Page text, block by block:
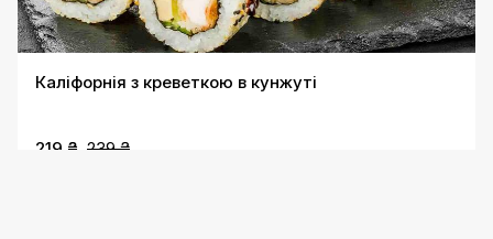
Каліфорнія з креветкою в кунжуті
219 ₴ 239 ₴